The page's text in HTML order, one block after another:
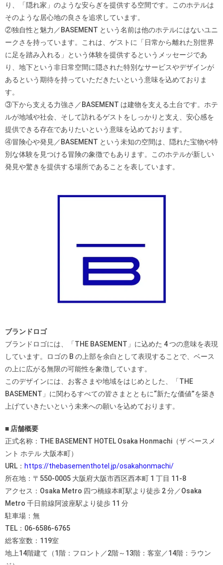
り、「隠れ家」のような安らぎを提供する空間です。このホテルは
そのような居心地の良さを追求しています。
②独自性と魅力／BASEMENT という名前は他のホテルにはないユニ
ークさを持っています。これは、ゲストに「日常から離れた別世界
に足を踏み入れる」という体験を提供するというメッセージであ
り、地下という非日常空間に隠された特別なサービスやデザインが
あるという期待を持っていただきたいという意味を込めておりま
す。
③下から支える力強さ／BASEMENT は建物を支える土台です。ホテ
ルが地域や社会、そして訪れるゲストをしっかりと支え、安心感を
提供できる存在でありたいという意味を込めております。
④冒険心や発見／BASEMENT という未知の空間は、隠れた宝物や特
別な体験を見つける冒険の象徴でもあります。このホテルが新しい
発見や驚きを提供する場所であることを表しています。
ブランドロゴ
ブランドロゴには、「THE BASEMENT」に込めた 4 つの意味を表現
しています。ロゴの B の上部を余白として表現することで、ベース
の上に広がる無限の可能性を象徴しています。
このデザインには、お客さまや地域をはじめとした、「THE
BASEMENT」に関わるすべての皆さまとともに“新たな価値”を築き
上げていきたいという未来への願いを込めております。
■ 店舗概要
正式名称：THE BASEMENT HOTEL Osaka Honmachi（ザ ベースメ
ント ホテル 大阪本町）
URL： https://thebasementhotel.jp/osakahonmachi/
所在地：〒550‐0005 大阪府大阪市西区西本町 1 丁目 11‐8
アクセス：Osaka Metro 四つ橋線本町駅より徒歩 2 分／Osaka
Metro 千日前線阿波座駅より徒歩 11 分
駐車場：無
TEL：06‐6586‐6765
総客室数：119室
地上14階建て（1階：フロント／2階～13階：客室／14階：ラウン